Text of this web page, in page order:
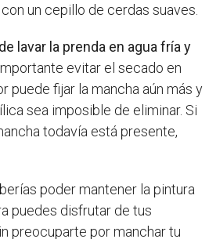
un cepillo de cerdas suaves.
lavar la prenda en agua fría y
evitar el secado en
puede fijar la mancha aún más y
sea imposible de eliminar. Si
todavía está presente,
poder mantener la pintura
puedes disfrutar de tus
preocuparte por manchar tu